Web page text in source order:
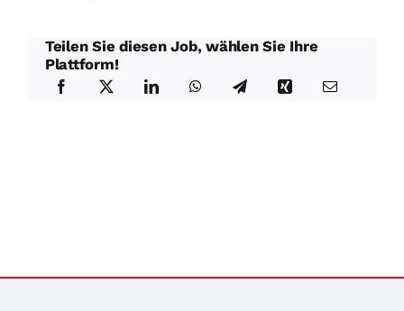
Teilen Sie diesen Job, wählen Sie Ihre
Plattform!